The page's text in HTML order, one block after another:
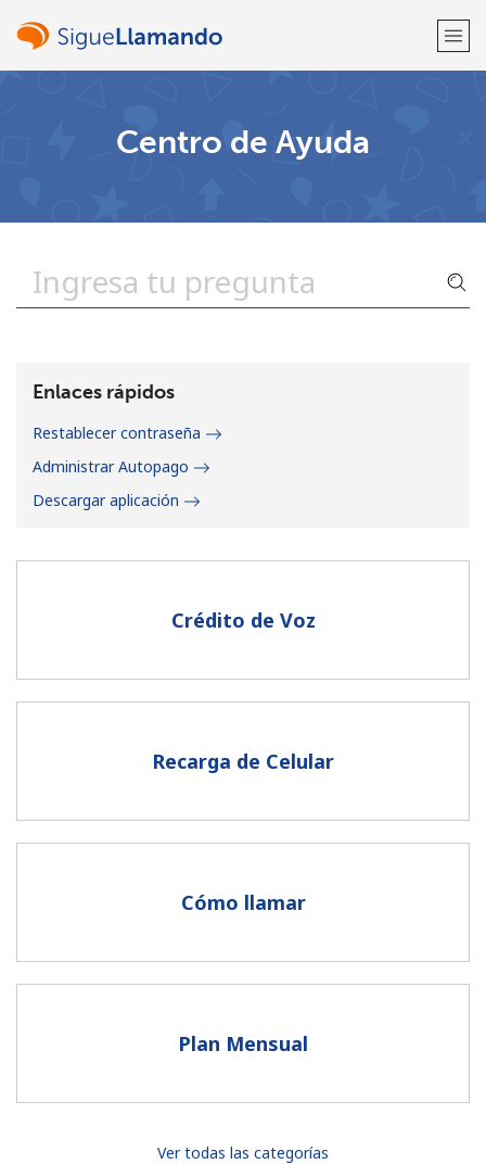
Un caracter especial
Al abrir una cuenta en este sitio web, estoy de acuerdo con
Centro de Ayuda
Crédito de Voz
Recarga de Celular
Cómo llamar
Plan Mensual
Ver todas las categorías
Enlaces rápidos
Restablecer contraseña
Administrar Autopago
Descargar aplicación